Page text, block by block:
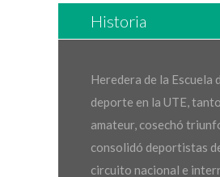
Historia
Heredera de la Escuela
deporte en la UTE,
amateur, cosechó
consolidó deportistas
circuito nacional e